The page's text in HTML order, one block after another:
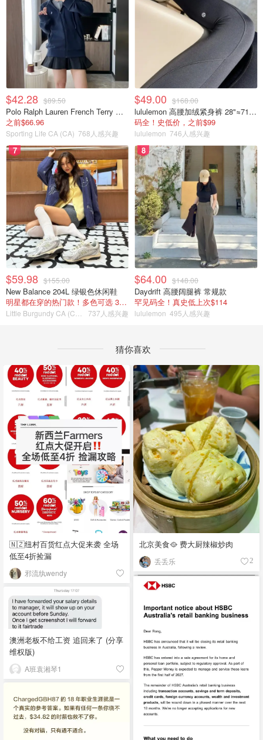
$42.28 $89.50
Polo Ralph Lauren French Terry 女童连帽卫衣 7-16码
之前$66.96
Sporting Life CA (CA) 768人感兴趣
$49.00 $168.00
lululemon 高腰加绒紧身裤 28"≈71cm 5个口袋
码全！史低价，之前$99
lululemon 746人感兴趣
7
$59.98 $155.00
New Balance 204L 绿银色休闲鞋
明星都在穿的热门款！多色可选 3.8折
737人感兴趣
8
$64.00 $148.00
Daydrift 高腰阔腿裤 常规款
罕见码全！真史低上次$114
lululemon 495人感兴趣
猜你喜欢
🇳🇿纽村百货红点大促来袭 全场
低至4折捡漏
邪流纨wendy
北京美食🥘 费大厨辣椒炒肉
丢丢乐 2
澳洲老板不给工资 追回来了 (分享
维权版)
A班袁湘琴1